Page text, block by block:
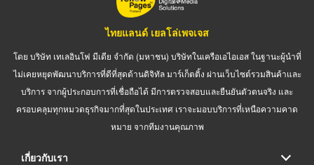
ไทยแลนด์ เยลโล่เพจเจส
โดย บริษัท เทเลอินโฟ มีเดีย จำกัด (มหาชน) บริษัทในเครือเอไอเอส ในฐานะผู้นำที่
ไม่เคยหยุดพัฒนาบริการที่ดีที่สุดด้านดิจิทัล มาร์เก็ตติ้ง ผ่านเว็บไซต์รวมสินค้าและ
บริการ จากผู้ประกอบการที่เชื่อถือได้ มีการตรวจสอบและยืนยันตัวตนจริง และ
ครอบคลุมทุกหมวดธุรกิจมากที่สุดในประเทศ เราจะมอบบริการที่เหนือความคาด
หมาย จากทีมงานคุณภาพ
เกี่ยวกับเรา